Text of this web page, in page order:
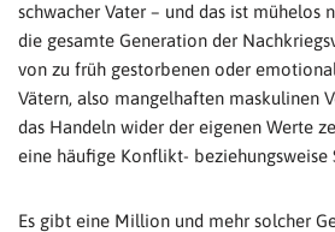
schwacher Vater – und das ist mühelos
die gesamte Generation der
von zu früh gestorbenen oder
Vätern, also mangelhaften maskulinen
das Handeln wider der eigenen Werte
eine häufige Konflikt- beziehungsweise
Es gibt eine Million und mehr solcher